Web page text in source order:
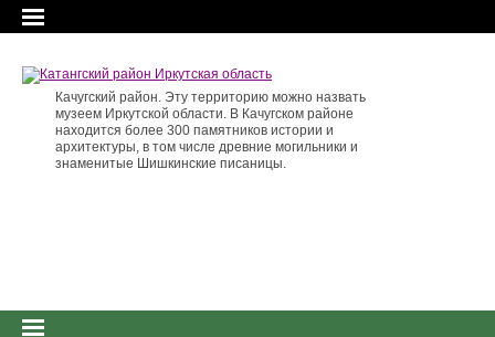
Качугский район. Эту территорию можно назвать
музеем Иркутской области. В Качугском районе
находится более 300 памятников истории и
архитектуры, в том числе древние могильники и
знаменитые Шишкинские писаницы.